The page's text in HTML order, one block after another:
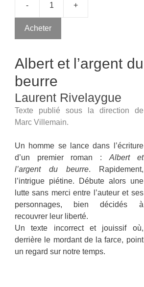
- +
Acheter
Albert et l’argent du
beurre
Laurent Rivelaygue
Texte publié sous la direction de
Marc Villemain.
Un homme se lance dans l’écriture
d’un premier roman : Albert et
l’argent du beurre. Rapidement,
l’intrigue piétine. Débute alors une
lutte sans merci entre l’auteur et ses
personnages, bien décidés à
recouvrer leur liberté.
Un texte incorrect et jouissif où,
derrière le mordant de la farce, point
un regard sur notre temps.